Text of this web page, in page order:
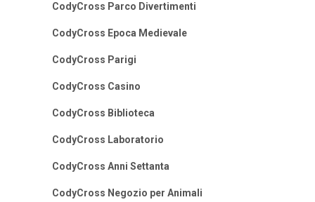
CodyCross Parco Divertimenti
CodyCross Epoca Medievale
CodyCross Parigi
CodyCross Casino
CodyCross Biblioteca
CodyCross Laboratorio
CodyCross Anni Settanta
CodyCross Negozio per Animali